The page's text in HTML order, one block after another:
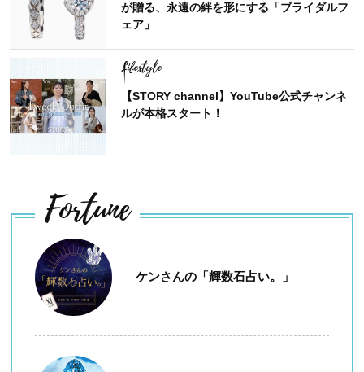
が贈る、永遠の絆を形にする「ブライダルフ
ェア」
Lifestyle
【STORY channel】YouTube公式チャンネ
ルが本格スタート！
Fortune
ケンさんの「輝数石占い。」